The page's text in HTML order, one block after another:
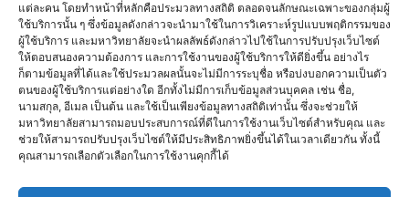
แต่ละคน โดยทำหน้าที่หลักคือประมวลทางสถิติ ตลอดจนลักษณะเฉพาะของกลุ่มผู้
ใช้บริการนั้น ๆ ซึ่งข้อมูลดังกล่าวจะนำมาใช้ในการวิเคราะห์รูปแบบพฤติกรรมของ
ผู้ใช้บริการ และมหาวิทยาลัยจะนำผลลัพธ์ดังกล่าวไปใช้ในการปรับปรุงเว็บไซต์
ให้ตอบสนองความต้องการ และการใช้งานของผู้ใช้บริการให้ดียิ่งขึ้น อย่างไร
ก็ตามข้อมูลที่ได้และใช้ประมวลผลนั้นจะไม่มีการระบุชื่อ หรือบ่งบอกความเป็นตัว
ตนของผู้ใช้บริการแต่อย่างใด อีกทั้งไม่มีการเก็บข้อมูลส่วนบุคคล เช่น ชื่อ,
นามสกุล, อีเมล เป็นต้น และใช้เป็นเพียงข้อมูลทางสถิติเท่านั้น ซึ่งจะช่วยให้
มหาวิทยาลัยสามารถมอบประสบการณ์ที่ดีในการใช้งานเว็บไซต์สำหรับคุณ และ
ช่วยให้สามารถปรับปรุงเว็บไซต์ให้มีประสิทธิภาพยิ่งขึ้นได้ในเวลาเดียวกัน ทั้งนี้
คุณสามารถเลือกตัวเลือกในการใช้งานคุกกี้ได้
ข่าวกิจกรรมปี 2568(355)
ข่าวกิจกรรมปี 2569(192)
ข่าวทั่วไป(717)
ข่าวธรรมาภิบาลและความโปร่งใส (OIT)(30)
บรรยายพิเศษ(123)
ประชุมวิชาการ(60)